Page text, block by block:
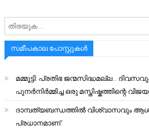
സമീപകാല പോസ്റ്റുകൾ
മമ്മൂട്ടി: പ്രതിഭ ജന്മസിദ്ധമല്ല…
പുനർനിർമ്മിച്ച ഒരു മസ്തിഷ്കത്തിന്റെ
ദാമ്പത്യബന്ധത്തിൽ വിശ്വാസവും
പ്രധാനമാണ്.